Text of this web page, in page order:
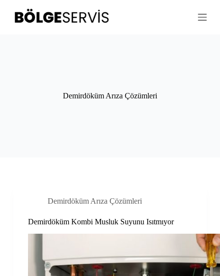
Demirdöküm Arıza Çözümleri
Demirdöküm Arıza Çözümleri
Demirdöküm Kombi Musluk Suyunu Isıtmıyor